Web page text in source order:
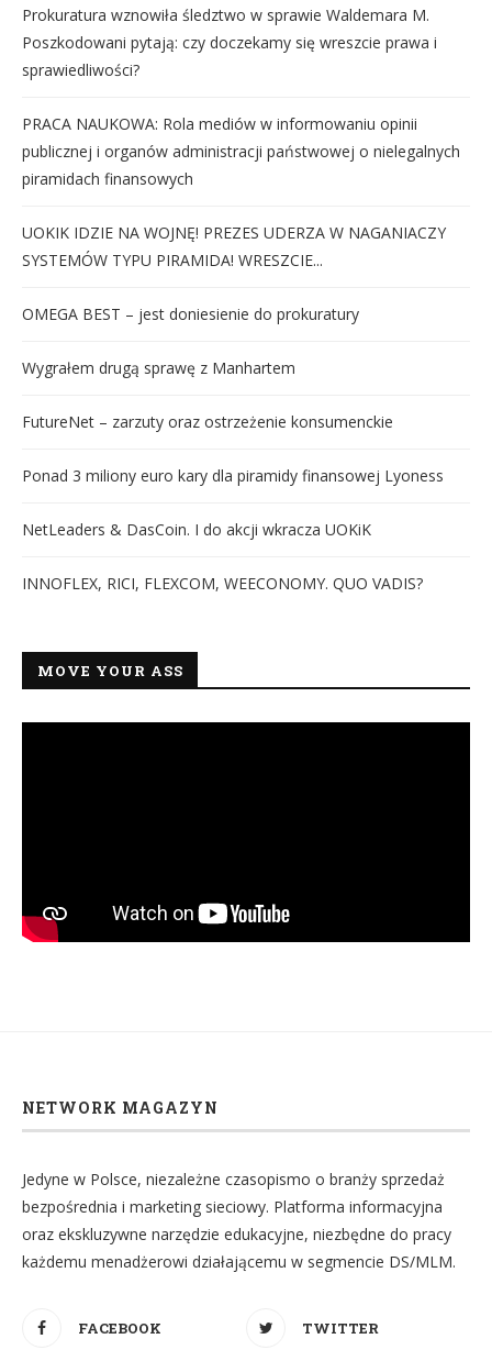
Prokuratura wznowiła śledztwo w sprawie Waldemara M.
Poszkodowani pytają: czy doczekamy się wreszcie prawa i
sprawiedliwości?
PRACA NAUKOWA: Rola mediów w informowaniu opinii
publicznej i organów administracji państwowej o nielegalnych
piramidach finansowych
UOKIK IDZIE NA WOJNĘ! PREZES UDERZA W NAGANIACZY
SYSTEMÓW TYPU PIRAMIDA! WRESZCIE...
OMEGA BEST – jest doniesienie do prokuratury
Wygrałem drugą sprawę z Manhartem
FutureNet – zarzuty oraz ostrzeżenie konsumenckie
Ponad 3 miliony euro kary dla piramidy finansowej Lyoness
NetLeaders & DasCoin. I do akcji wkracza UOKiK
INNOFLEX, RICI, FLEXCOM, WEECONOMY. QUO VADIS?
MOVE YOUR ASS
NETWORK MAGAZYN
Jedyne w Polsce, niezależne czasopismo o branży sprzedaż
bezpośrednia i marketing sieciowy. Platforma informacyjna
oraz ekskluzywne narzędzie edukacyjne, niezbędne do pracy
każdemu menadżerowi działającemu w segmencie DS/MLM.
FACEBOOK TWITTER